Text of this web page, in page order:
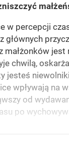
w percepcji
głównych
małżonków
chwilą,
jesteś
wpływają na
od
po